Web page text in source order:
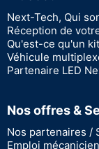
Next-Tech, Qui
Réception de
Qu'est-ce qu'un
Véhicule
Partenaire LED
Nos offres &
Nos partenaires /
Emploi